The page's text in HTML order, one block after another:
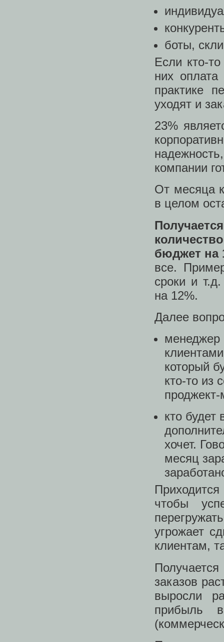
боты,
Если кто-
них
практике
уходят и
23%
компании
От месяца
в целом
бюджет на
все.
сроки и
на 12%.
Далее
менеджер
который
кто-то из
кто будет
хочет.
месяц
чтобы
угрожает
клиентам,
заказов
выросли
прибыль